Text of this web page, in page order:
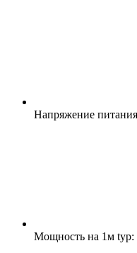
Напряжение питания
Мощность на 1м typ: